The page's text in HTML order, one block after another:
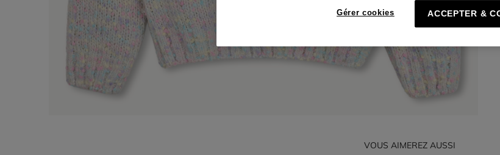
VOUS AIMEREZ AUSSI
Gérer cookies ACCEPTER &